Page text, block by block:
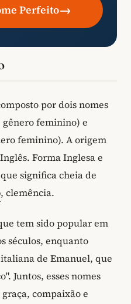
Perfeito→
por dois nomes
gênero feminino) e
feminino). A origem
Forma Inglesa e
significa cheia de
, clemência.
tem sido popular em
séculos, enquanto
de Emanuel, que
Juntos, esses nomes
compaixão e